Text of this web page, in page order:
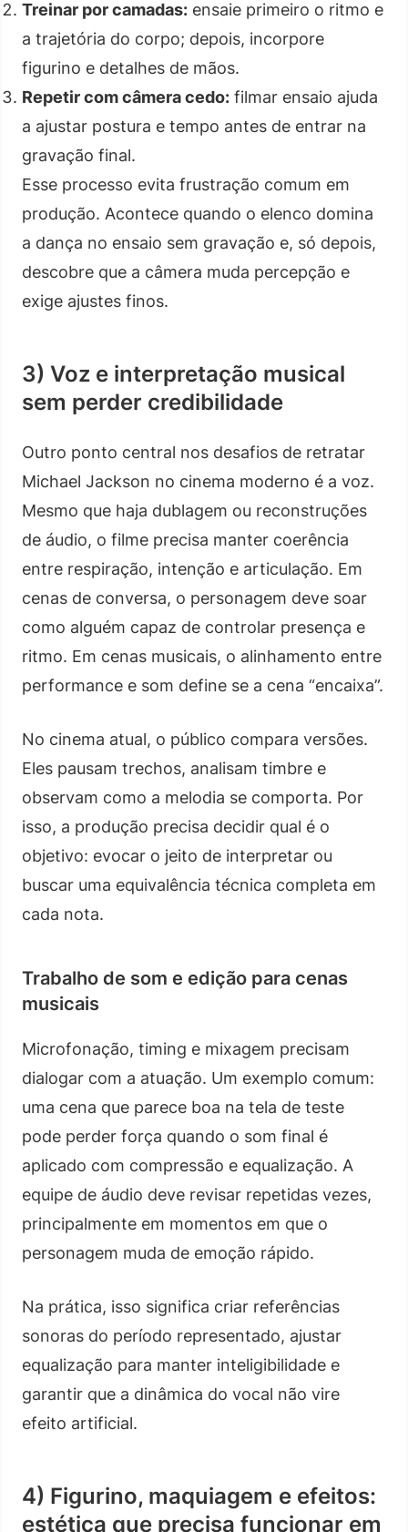
Treinar por camadas: ensaie primeiro o ritmo e
a trajetória do corpo; depois, incorpore
figurino e detalhes de mãos.
Repetir com câmera cedo: filmar ensaio ajuda
a ajustar postura e tempo antes de entrar na
gravação final.
Esse processo evita frustração comum em
produção. Acontece quando o elenco domina
a dança no ensaio sem gravação e, só depois,
descobre que a câmera muda percepção e
exige ajustes finos.
3) Voz e interpretação musical
sem perder credibilidade
Outro ponto central nos desafios de retratar
Michael Jackson no cinema moderno é a voz.
Mesmo que haja dublagem ou reconstruções
de áudio, o filme precisa manter coerência
entre respiração, intenção e articulação. Em
cenas de conversa, o personagem deve soar
como alguém capaz de controlar presença e
ritmo. Em cenas musicais, o alinhamento entre
performance e som define se a cena “encaixa”.
No cinema atual, o público compara versões.
Eles pausam trechos, analisam timbre e
observam como a melodia se comporta. Por
isso, a produção precisa decidir qual é o
objetivo: evocar o jeito de interpretar ou
buscar uma equivalência técnica completa em
cada nota.
Trabalho de som e edição para cenas
musicais
Microfonação, timing e mixagem precisam
dialogar com a atuação. Um exemplo comum:
uma cena que parece boa na tela de teste
pode perder força quando o som final é
aplicado com compressão e equalização. A
equipe de áudio deve revisar repetidas vezes,
principalmente em momentos em que o
personagem muda de emoção rápido.
Na prática, isso significa criar referências
sonoras do período representado, ajustar
equalização para manter inteligibilidade e
garantir que a dinâmica do vocal não vire
efeito artificial.
4) Figurino, maquiagem e efeitos:
estética que precisa funcionar em